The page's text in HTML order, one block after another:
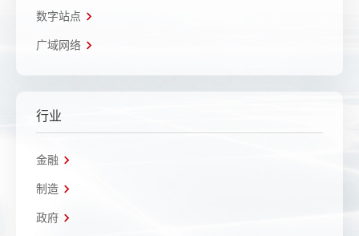
数字站点
广域网络
行业
金融
制造
政府